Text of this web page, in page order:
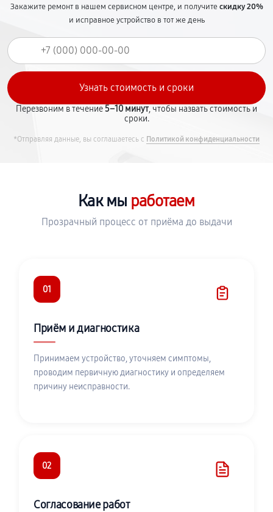
Закажите ремонт в нашем сервисном центре, и получитескидку 20%
и исправное устройство в тот же день
Перезвоним в течение5–10 минут, чтобы назвать стоимость и
сроки.
*Отправляя данные, вы соглашаетесь с Политикой конфиденциальности
Как мы работаем
Прозрачный процесс от приёма до выдачи
01
Приём и диагностика
Принимаем устройство, уточняем симптомы,
проводим первичную диагностику и определяем
причину неисправности.
02
Согласование работ